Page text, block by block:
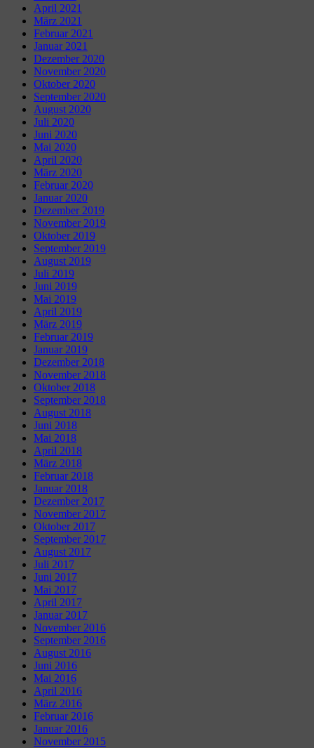
April 2021
März 2021
Februar 2021
Januar 2021
Dezember 2020
November 2020
Oktober 2020
September 2020
August 2020
Juli 2020
Juni 2020
Mai 2020
April 2020
März 2020
Februar 2020
Januar 2020
Dezember 2019
November 2019
Oktober 2019
September 2019
August 2019
Juli 2019
Juni 2019
Mai 2019
April 2019
März 2019
Februar 2019
Januar 2019
Dezember 2018
November 2018
Oktober 2018
September 2018
August 2018
Juni 2018
Mai 2018
April 2018
März 2018
Februar 2018
Januar 2018
Dezember 2017
November 2017
Oktober 2017
September 2017
August 2017
Juli 2017
Juni 2017
Mai 2017
April 2017
Januar 2017
November 2016
September 2016
August 2016
Juni 2016
Mai 2016
April 2016
März 2016
Februar 2016
Januar 2016
November 2015